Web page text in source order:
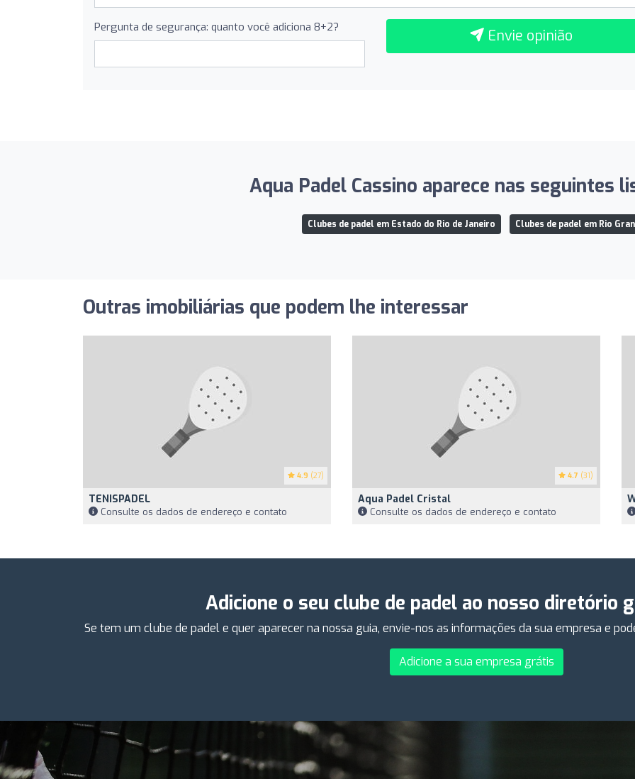
Pergunta de segurança: quanto você adiciona 8+2? Envie opinião
Aqua Padel Cassino aparece nas seguintes
Clubes de padel em Estado do Rio de Janeiro Clubes de padel em Rio
Outras imobiliárias que podem lhe interessar
4.9 (27)
TENISPADEL
Consulte os dados de endereço e contato
4.7 (31)
Aqua Padel Cristal
Consulte os dados de endereço e contato
Adicione o seu clube de padel ao nosso diretório
Se tem um clube de padel e quer aparecer na nossa guia, envie-nos as informações da sua empresa e
Adicione a sua empresa grátis